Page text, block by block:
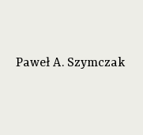
Paweł A. Szymczak